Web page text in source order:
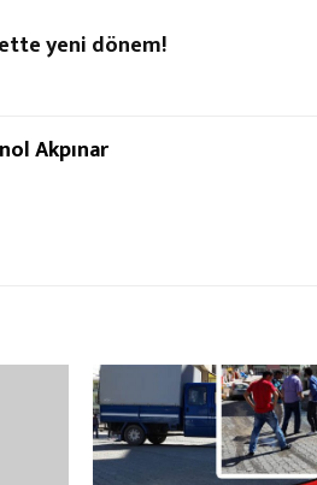
yeni dönem!
Akpınar